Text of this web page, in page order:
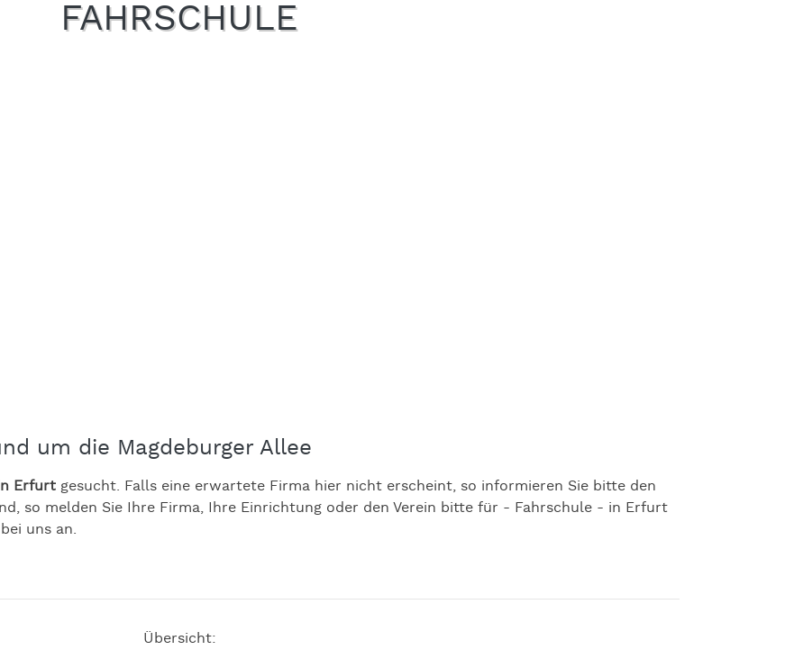
FAHRSCHULE
um die Magdeburger Allee
Erfurt gesucht. Falls eine erwartete Firma hier nicht erscheint, so informieren Sie bitte den
so melden Sie Ihre Firma, Ihre Einrichtung oder den Verein bitte für - Fahrschule - in Erfurt
uns an.
Übersicht: